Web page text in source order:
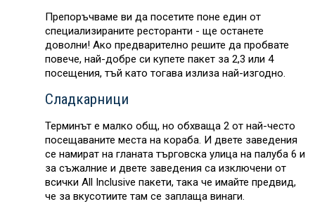
Препоръчваме ви да посетите поне един от
специализираните ресторанти - ще останете
доволни! Ако предварително решите да пробвате
повече, най-добре си купете пакет за 2,3 или 4
посещения, тъй като тогава излиза най-изгодно.
Сладкарници
Терминът е малко общ, но обхваща 2 от най-често
посещаваните места на кораба. И двете заведения
се намират на гланата търговска улица на палуба 6 и
за съжалние и двете заведения са изключени от
всички All Inclusive пакети, така че имайте предвид,
че за вкусотиите там се заплаща винаги.